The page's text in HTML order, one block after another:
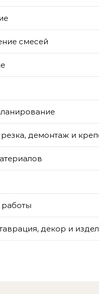
смесей
демонтаж и
работы
декор и